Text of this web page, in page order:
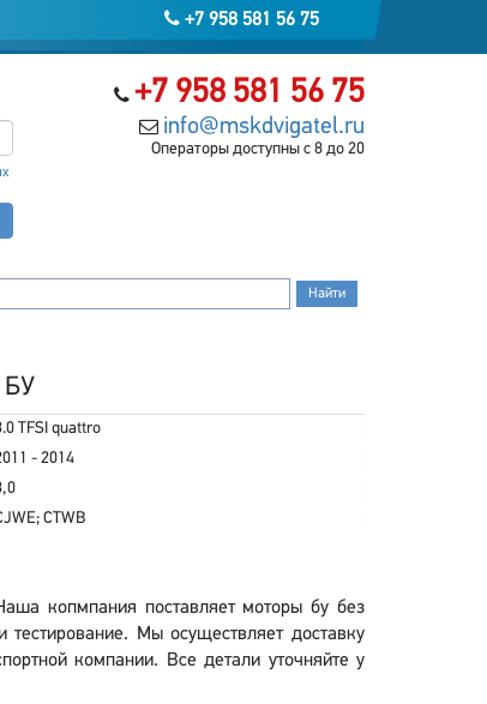
+7 958 581 56 75
+7 958 581 56 75
info@mskdvigatel.ru
Операторы доступны с 8 до 20
БУ
TFSI quattro
- 2014
CTWB
копмпания поставляет моторы бу без
Мы осуществляет доставку
компании. Все детали уточняйте у